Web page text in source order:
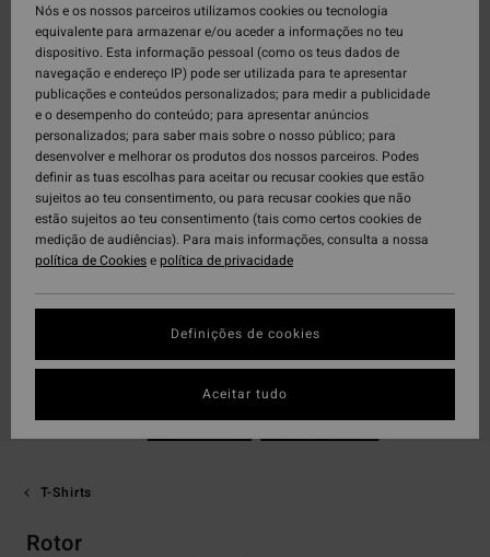
T-Shirts
Rotor
Nós e os nossos parceiros utilizamos cookies ou tecnologia
equivalente para armazenar e/ou aceder a informações no teu
dispositivo. Esta informação pessoal (como os teus dados de
navegação e endereço IP) pode ser utilizada para te apresentar
publicações e conteúdos personalizados; para medir a publicidade
e o desempenho do conteúdo; para apresentar anúncios
personalizados; para saber mais sobre o nosso público; para
desenvolver e melhorar os produtos dos nossos parceiros. Podes
definir as tuas escolhas para aceitar ou recusar cookies que estão
sujeitos ao teu consentimento, ou para recusar cookies que não
estão sujeitos ao teu consentimento (tais como certos cookies de
medição de audiências). Para mais informações, consulta a nossa
política de Cookiesepolítica de privacidade
Definições de cookies
Aceitar tudo